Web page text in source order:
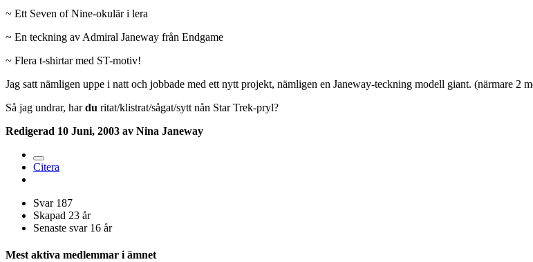
~ Ett Seven of Nine-okulär i lera
~ En teckning av Admiral Janeway från Endgame
~ Flera t-shirtar med ST-motiv!
Jag satt nämligen uppe i natt och jobbade med ett nytt projekt, nämligen en Janeway-teckning modell giant. (närmare 2
Så jag undrar, hardu ritat/klistrat/sågat/sytt nån Star Trek-pryl?
Redigerad 10 Juni, 2003 av Nina Janeway
Citera
Svar 187
Skapad 23 år
Senaste svar 16 år
Mest aktiva medlemmar i ämnet